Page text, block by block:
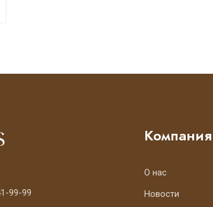
99-99
Компания
О нас
Новости